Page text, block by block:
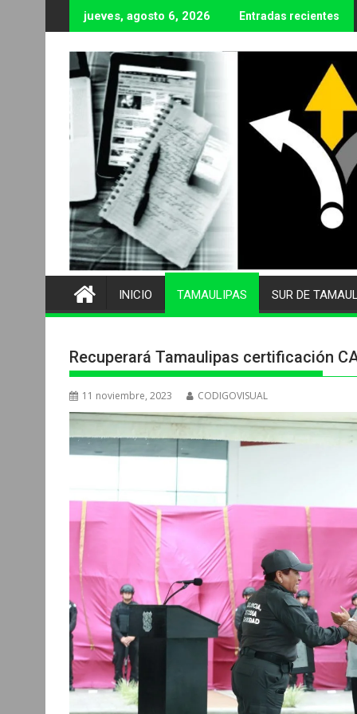
al
contenido
jueves, agosto 6, 2026 Entradas recientes
INICIO TAMAULIPAS SUR DE
Recuperará Tamaulipas certificación
11 noviembre, 2023 CODIGOVISUAL